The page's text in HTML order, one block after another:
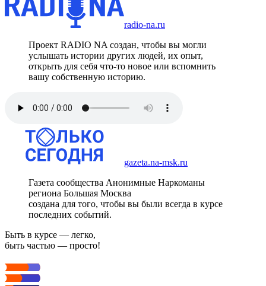
radio-na.ru
Проект RADIO NA создан, чтобы вы могли
услышать истории других людей, их опыт,
открыть для себя что-то новое или вспомнить
вашу собственную историю.
gazeta.na-msk.ru
Газета сообщества Анонимные Наркоманы
региона Большая Москва
создана для того, чтобы вы были всегда в курсе
последних событий.
Быть в курсе — легко,
быть частью — просто!